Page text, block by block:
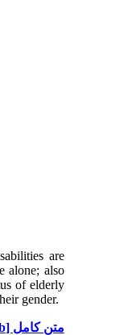
are
alone; also
of elderly
gender.
متن کامل[PDF 424 kb]